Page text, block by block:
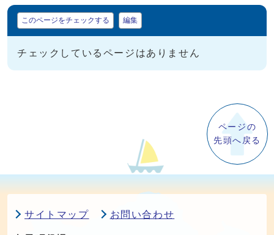
マイページ
このページをチェックする 編集
チェックしているページはありません
ページの
先頭へ戻る
サイトマップ お問い合わせ